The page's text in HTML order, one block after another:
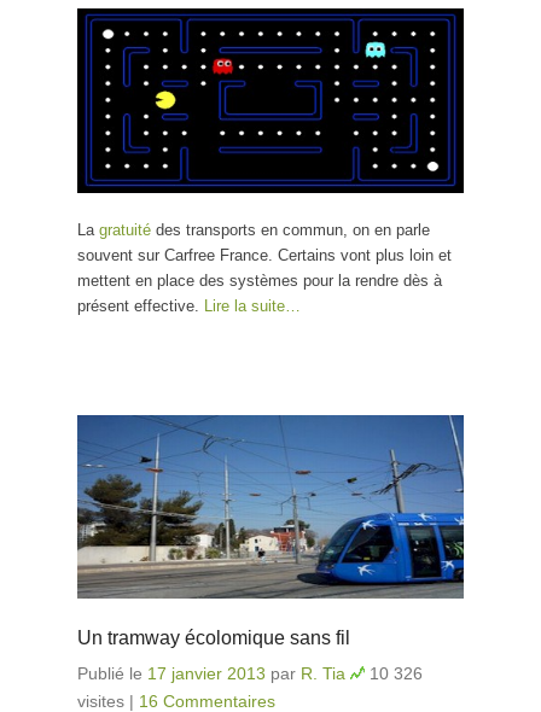
La gratuité des transports en commun, on en parle
souvent sur Carfree France. Certains vont plus loin et
mettent en place des systèmes pour la rendre dès à
présent effective. Lire la suite…
Un tramway écolomique sans fil
Publié le 17 janvier 2013 par R. Tia
10 326
visites | 16 Commentaires